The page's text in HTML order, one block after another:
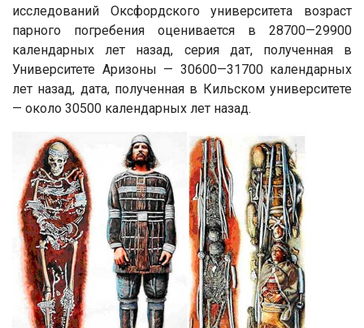
исследований Оксфордского университета возраст
парного погребения оценивается в 28700—29900
календарных лет назад, серия дат, полученная в
Университете Аризоны — 30600—31700 календарных
лет назад, дата, полученная в Кильском университете
— около 30500 календарных лет назад.